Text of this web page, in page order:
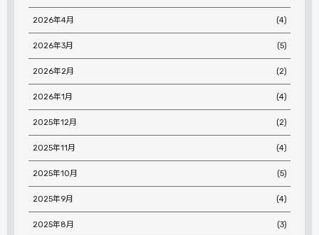
2026年4月 (4)
2026年3月 (5)
2026年2月 (2)
2026年1月 (4)
2025年12月 (2)
2025年11月 (4)
2025年10月 (5)
2025年9月 (4)
2025年8月 (3)